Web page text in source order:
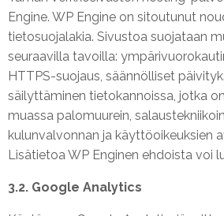
Engine. WP Engine on sitoutunut
tietosuojalakia. Sivustoa suojataan
seuraavilla tavoilla:
HTTPS-suojaus, säännölliset
säilyttäminen tietokannoissa, jotka
muassa palomuurein,
kulunvalvonnan ja käyttöoikeuksien
Lisätietoa WP Enginen ehdoista voi
3.2. Google Analytics